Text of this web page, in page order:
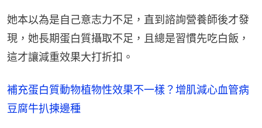
她本以為是自己意志力不足，直到諮詢營養師後才發
現，她長期蛋白質攝取不足，且總是習慣先吃白飯，
這才讓減重效果大打折扣。
補充蛋白質動物植物性效果不一樣？增肌減心血管病
豆腐牛扒揀邊種